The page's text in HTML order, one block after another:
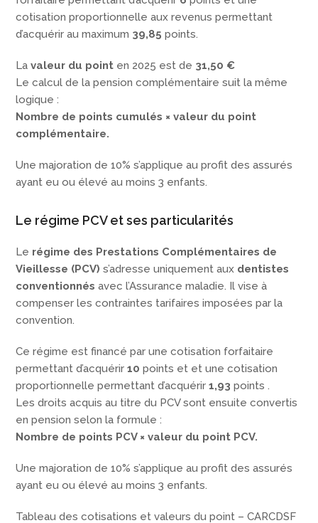
cotisation proportionnelle aux revenus permettant
d’acquérir au maximum 39,85 points.
Lavaleur du point en 2025 est de 31,50 €
Le calcul de la pension complémentaire suit la même
logique :
Nombre de points cumulés × valeur du point
complémentaire.
Une majoration de 10% s’applique au profit des assurés
ayant eu ou élevé au moins 3 enfants.
Le régime PCV et ses particularités
Le régime des Prestations Complémentaires de
Vieillesse (PCV) s’adresse uniquement aux dentistes
conventionnés avec l’Assurance maladie. Il vise à
compenser les contraintes tarifaires imposées par la
convention.
Ce régime est financé par une cotisation forfaitaire
permettant d’acquérir10points et et une cotisation
proportionnelle permettant d’acquérir1,93points .
Les droits acquis au titre du PCV sont ensuite convertis
en pension selon la formule :
Nombre de points PCV × valeur du point PCV.
Une majoration de 10% s’applique au profit des assurés
ayant eu ou élevé au moins 3 enfants.
Tableau des cotisations et valeurs du point – CARCDSF